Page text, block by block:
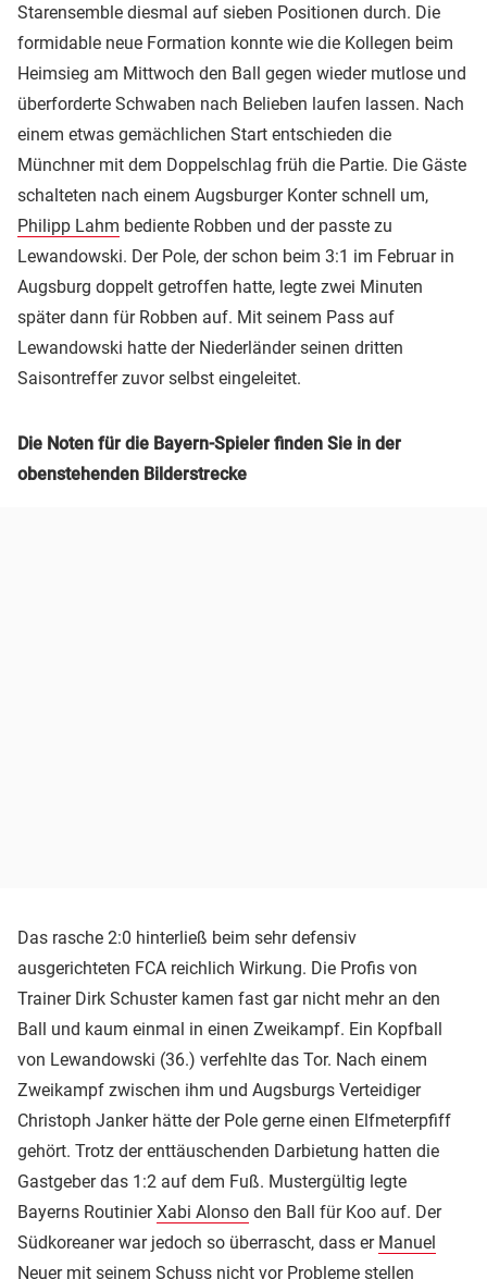
Starensemble diesmal auf sieben Positionen durch. Die
formidable neue Formation konnte wie die Kollegen beim
Heimsieg am Mittwoch den Ball gegen wieder mutlose und
überforderte Schwaben nach Belieben laufen lassen. Nach
einem etwas gemächlichen Start entschieden die
Münchner mit dem Doppelschlag früh die Partie. Die Gäste
schalteten nach einem Augsburger Konter schnell um,
Philipp Lahm bediente Robben und der passte zu
Lewandowski. Der Pole, der schon beim 3:1 im Februar in
Augsburg doppelt getroffen hatte, legte zwei Minuten
später dann für Robben auf. Mit seinem Pass auf
Lewandowski hatte der Niederländer seinen dritten
Saisontreffer zuvor selbst eingeleitet.
Die Noten für die Bayern-Spieler finden Sie in der
obenstehenden Bilderstrecke
Das rasche 2:0 hinterließ beim sehr defensiv
ausgerichteten FCA reichlich Wirkung. Die Profis von
Trainer Dirk Schuster kamen fast gar nicht mehr an den
Ball und kaum einmal in einen Zweikampf. Ein Kopfball
von Lewandowski (36.) verfehlte das Tor. Nach einem
Zweikampf zwischen ihm und Augsburgs Verteidiger
Christoph Janker hätte der Pole gerne einen Elfmeterpfiff
gehört. Trotz der enttäuschenden Darbietung hatten die
Gastgeber das 1:2 auf dem Fuß. Mustergültig legte
Bayerns RoutinierXabi Alonso den Ball für Koo auf. Der
Südkoreaner war jedoch so überrascht, dass er Manuel
Neuermit seinem Schuss nicht vor Probleme stellen